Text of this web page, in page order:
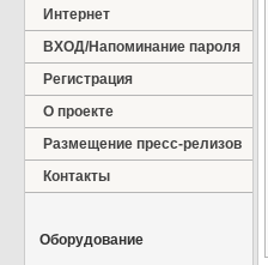
Интернет
ВХОД/Напоминание пароля
Регистрация
О проекте
Размещение пресс-релизов
Контакты
Оборудование